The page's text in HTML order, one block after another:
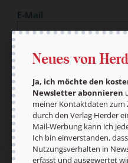
E-Mail
Neues von
Ja, ich möchte den
Newsletter abonnieren
meiner Kontaktdaten zum
durch den Verlag Herder
Mail-Werbung kann ich
Ich bin einverstanden,
Nutzungsverhalten in
erfasst und ausgewertet